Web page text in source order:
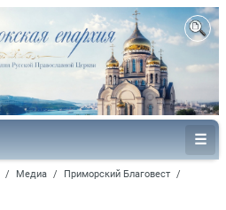
/ Медиа / Приморский Благовест /